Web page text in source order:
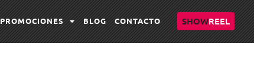
PROMOCIONES BLOG CONTACTO SHOWREEL